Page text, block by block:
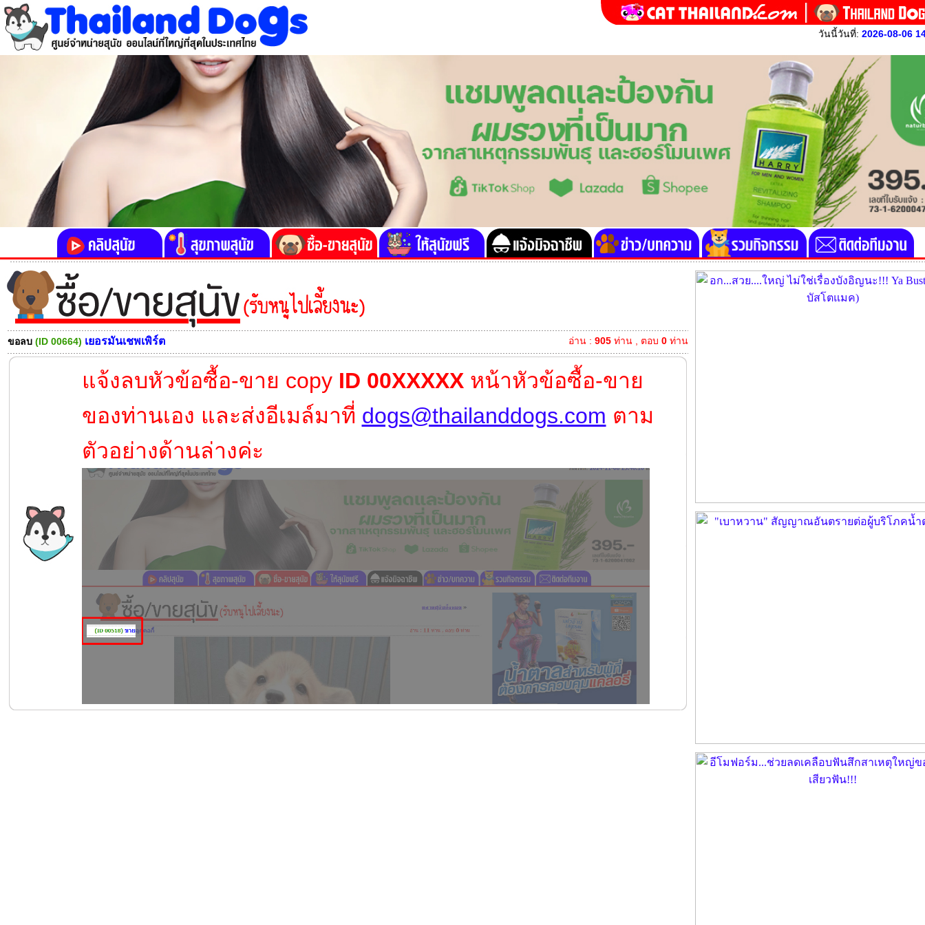
วันนี้วันที่: 2026-08-06
ขอลบ (ID 00664) เยอรมันเชพเพิร์ต อ่าน : 905ท่าน , ตอบ 0ท่าน
แจ้งลบหัวข้อซื้อ-ขาย copy ID 00XXXXXหน้าหัวข้อซื้อ-ขาย
ของท่านเอง และส่งอีเมล์มาที่ dogs@thailanddogs.com ตาม
ตัวอย่างด้านล่างค่ะ